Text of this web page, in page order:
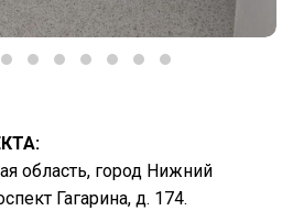
область, город Нижний
Гагарина, д. 174.